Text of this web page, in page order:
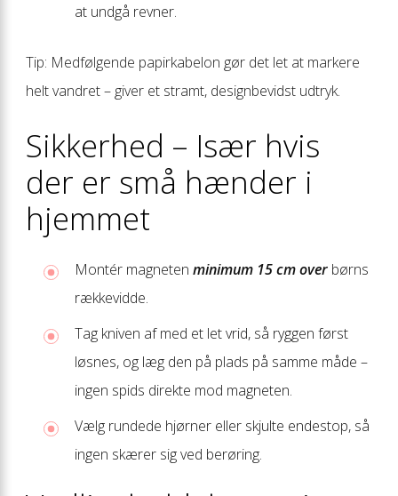
at undgå revner.
Tip: Medfølgende papirkabelon gør det let at markere
helt vandret – giver et stramt, designbevidst udtryk.
Sikkerhed – Især hvis
der er små hænder i
hjemmet
Montér magneten minimum 15 cm over børns
rækkevidde.
Tag kniven af med et let vrid, så ryggen først
løsnes, og læg den på plads på samme måde –
ingen spids direkte mod magneten.
Vælg rundede hjørner eller skjulte endestop, så
ingen skærer sig ved berøring.